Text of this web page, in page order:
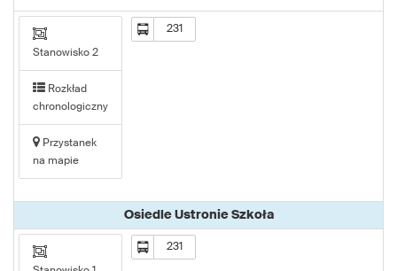
Stanowisko 2
Rozkład
chronologiczny
Przystanek
na mapie
231
Osiedle Ustronie Szkoła
231